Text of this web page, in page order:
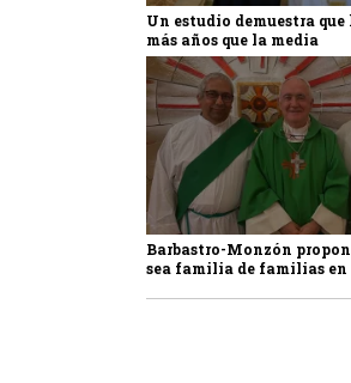
Un estudio demuestra
más años que la media
Barbastro-Monzón
sea familia de familias